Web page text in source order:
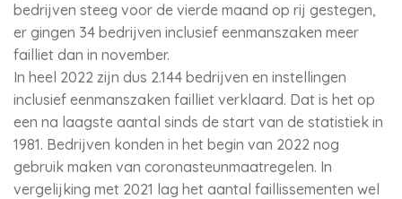
bedrijven steeg voor de vierde maand op rij gestegen,
er gingen 34 bedrijven inclusief eenmanszaken meer
failliet dan in november.
In heel 2022 zijn dus 2.144 bedrijven en instellingen
inclusief eenmanszaken failliet verklaard. Dat is het op
een na laagste aantal sinds de start van de statistiek in
1981. Bedrijven konden in het begin van 2022 nog
gebruik maken van coronasteunmaatregelen. In
vergelijking met 2021 lag het aantal faillissementen wel